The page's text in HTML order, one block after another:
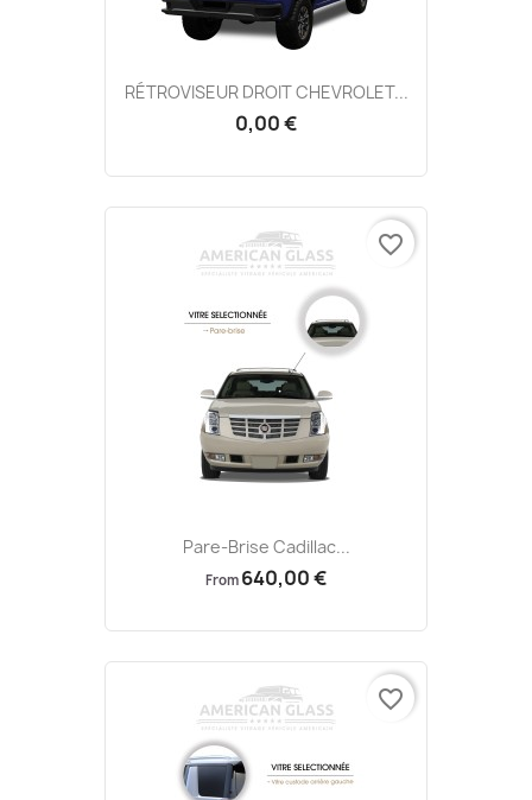
RÉTROVISEUR DROIT CHEVROLET...
0,00 €
Pare-Brise Cadillac...
From 640,00 €
favorite_border
favorite_border